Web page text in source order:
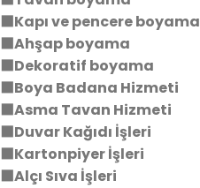
⬛Kapı ve pencere boyama
⬛Ahşap boyama
⬛Dekoratif boyama
⬛Boya Badana Hizmeti
⬛Asma Tavan Hizmeti
⬛Duvar Kağıdı İşleri
⬛Kartonpiyer İşleri
⬛Alçı Sıva İşleri